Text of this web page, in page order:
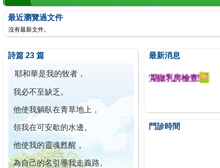
最近瀏覽過文件
沒有最新文件。
詩篇 23 篇
耶和華是我的牧者，
我必不至缺乏。
他使我躺臥在青草地上，
領我在可安歇的水邊。
他使我的靈魂甦醒，
為自己的名引導我走義路。
最新消息
今已篩檢出1700位乳癌患者,提醒您定期做乳房檢查!
門診時間